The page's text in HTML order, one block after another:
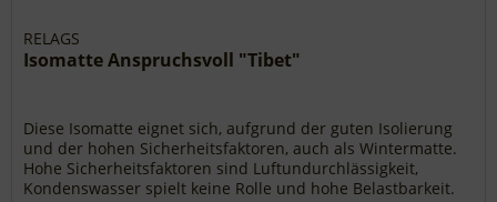
RELAGS
Isomatte Anspruchsvoll "Tibet"
Diese Isomatte eignet sich, aufgrund der guten Isolierung
und der hohen Sicherheitsfaktoren, auch als Wintermatte.
Hohe Sicherheitsfaktoren sind Luftundurchlässigkeit,
Kondenswasser spielt keine Rolle und hohe Belastbarkeit.